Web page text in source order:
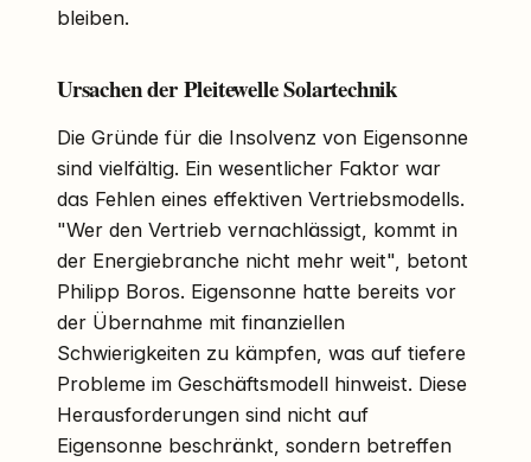
bleiben.
Ursachen der Pleitewelle Solartechnik
Die Gründe für die Insolvenz von Eigensonne
sind vielfältig. Ein wesentlicher Faktor war
das Fehlen eines effektiven Vertriebsmodells.
"Wer den Vertrieb vernachlässigt, kommt in
der Energiebranche nicht mehr weit", betont
Philipp Boros. Eigensonne hatte bereits vor
der Übernahme mit finanziellen
Schwierigkeiten zu kämpfen, was auf tiefere
Probleme im Geschäftsmodell hinweist. Diese
Herausforderungen sind nicht auf
Eigensonne beschränkt, sondern betreffen